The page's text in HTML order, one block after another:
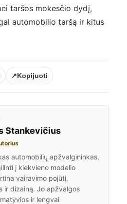
taršos mokesčio dydį,
automobilio taršą ir kitus
↗Kopijuoti
Stankevičius
automobilių apžvalgininkas,
į kiekvieno modelio
vairavimo pojūtį,
ir dizainą. Jo apžvalgos
ir lengvai